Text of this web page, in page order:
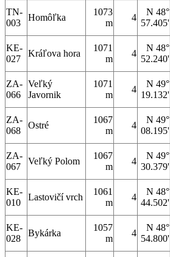
TN-
003
Homôľka
1073
m
4
N 48°
57.405'
KE-
027
Kráľova hora
1071
m
4
N 48°
52.240'
ZA-
066
Veľký
Javornik
1071
m
4
N 49°
19.132'
ZA-
068
Ostré
1067
m
4
N 49°
08.195'
ZA-
067
Veľký Polom
1067
m
4
N 49°
30.379'
KE-
010
Lastovičí vrch
1061
m
4
N 48°
44.502'
KE-
028
Bykárka
1057
m
4
N 48°
54.800'